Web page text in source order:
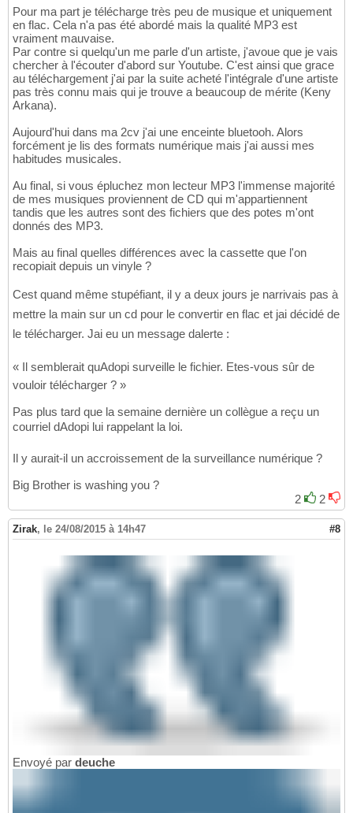
Pour ma part je télécharge très peu de musique et uniquement
en flac. Cela n'a pas été abordé mais la qualité MP3 est
vraiment mauvaise.
Par contre si quelqu'un me parle d'un artiste, j'avoue que je vais
chercher à l'écouter d'abord sur Youtube. C'est ainsi que grace
au téléchargement j'ai par la suite acheté l'intégrale d'une artiste
pas très connu mais qui je trouve a beaucoup de mérite (Keny
Arkana).
Aujourd'hui dans ma 2cv j'ai une enceinte bluetooh. Alors
forcément je lis des formats numérique mais j'ai aussi mes
habitudes musicales.
Au final, si vous épluchez mon lecteur MP3 l'immense majorité
de mes musiques proviennent de CD qui m'appartiennent
tandis que les autres sont des fichiers que des potes m'ont
donnés des MP3.
Mais au final quelles différences avec la cassette que l'on
recopiait depuis un vinyle ?
Cest quand même stupéfiant, il y a deux jours je narrivais pas à
mettre la main sur un cd pour le convertir en flac et jai décidé de
le télécharger. Jai eu un message dalerte :
« Il semblerait quAdopi surveille le fichier. Etes-vous sûr de
vouloir télécharger ? »
Pas plus tard que la semaine dernière un collègue a reçu un
courriel dAdopi lui rappelant la loi.
Il y aurait-il un accroissement de la surveillance numérique ?
Big Brother is washing you ?
2
2
Zirak, le 24/08/2015 à 14h47 #8
Envoyé par deuche